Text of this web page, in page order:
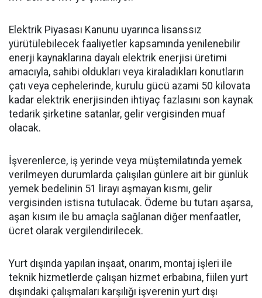
Elektrik Piyasası Kanunu uyarınca lisanssız
yürütülebilecek faaliyetler kapsamında yenilenebilir
enerji kaynaklarına dayalı elektrik enerjisi üretimi
amacıyla, sahibi oldukları veya kiraladıkları konutların
çatı veya cephelerinde, kurulu gücü azami 50 kilovata
kadar elektrik enerjisinden ihtiyaç fazlasını son kaynak
tedarik şirketine satanlar, gelir vergisinden muaf
olacak.
İşverenlerce, iş yerinde veya müştemilatında yemek
verilmeyen durumlarda çalışılan günlere ait bir günlük
yemek bedelinin 51 lirayı aşmayan kısmı, gelir
vergisinden istisna tutulacak. Ödeme bu tutarı aşarsa,
aşan kısım ile bu amaçla sağlanan diğer menfaatler,
ücret olarak vergilendirilecek.
Yurt dışında yapılan inşaat, onarım, montaj işleri ile
teknik hizmetlerde çalışan hizmet erbabına, fiilen yurt
dışındaki çalışmaları karşılığı işverenin yurt dışı